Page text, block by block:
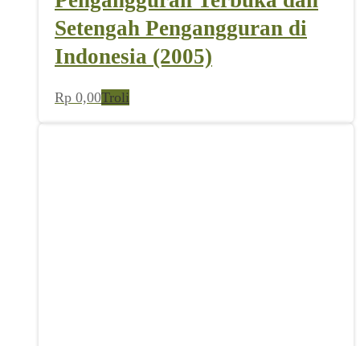
Setengah Pengangguran di
Indonesia (2005)
Rp 0,00Troli